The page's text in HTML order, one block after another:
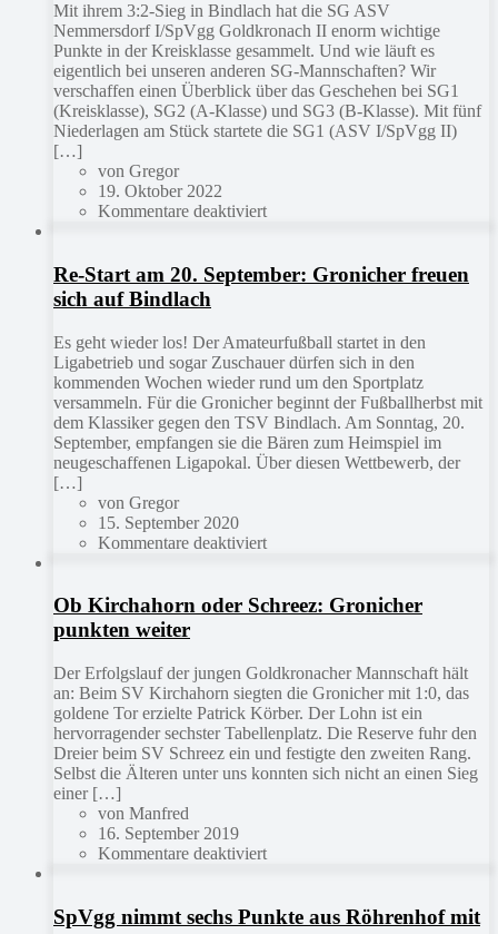
Mit ihrem 3:2-Sieg in Bindlach hat die SG ASV
Nemmersdorf I/SpVgg Goldkronach II enorm wichtige
Punkte in der Kreisklasse gesammelt. Und wie läuft es
eigentlich bei unseren anderen SG-Mannschaften? Wir
verschaffen einen Überblick über das Geschehen bei SG1
(Kreisklasse), SG2 (A-Klasse) und SG3 (B-Klasse). Mit fünf
Niederlagen am Stück startete die SG1 (ASV I/SpVgg II)
[…]
von Gregor
19. Oktober 2022
Kommentare deaktiviert
Re-Start am 20. September: Gronicher freuen
sich auf Bindlach
Es geht wieder los! Der Amateurfußball startet in den
Ligabetrieb und sogar Zuschauer dürfen sich in den
kommenden Wochen wieder rund um den Sportplatz
versammeln. Für die Gronicher beginnt der Fußballherbst mit
dem Klassiker gegen den TSV Bindlach. Am Sonntag, 20.
September, empfangen sie die Bären zum Heimspiel im
neugeschaffenen Ligapokal. Über diesen Wettbewerb, der
[…]
von Gregor
15. September 2020
Kommentare deaktiviert
Ob Kirchahorn oder Schreez: Gronicher
punkten weiter
Der Erfolgslauf der jungen Goldkronacher Mannschaft hält
an: Beim SV Kirchahorn siegten die Gronicher mit 1:0, das
goldene Tor erzielte Patrick Körber. Der Lohn ist ein
hervorragender sechster Tabellenplatz. Die Reserve fuhr den
Dreier beim SV Schreez ein und festigte den zweiten Rang.
Selbst die Älteren unter uns konnten sich nicht an einen Sieg
einer […]
von Manfred
16. September 2019
Kommentare deaktiviert
SpVgg nimmt sechs Punkte aus Röhrenhof mit